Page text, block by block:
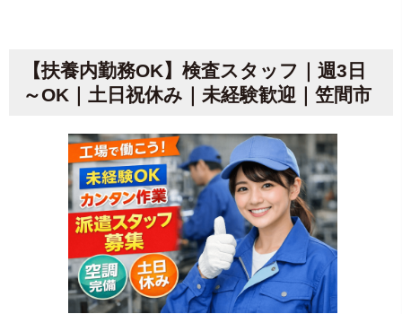
【扶養内勤務OK】検査スタッフ｜週3日
～OK｜土日祝休み｜未経験歓迎｜笠間市